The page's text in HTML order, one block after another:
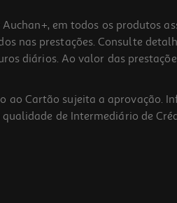
em todos os produtos
nas prestações. Consulte
diários. Ao valor das
ao Cartão sujeita a aprovação.
de Intermediário de